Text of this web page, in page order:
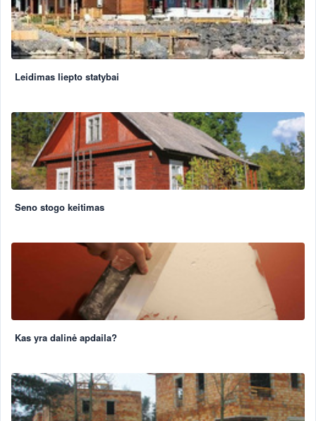
Leidimas liepto statybai
Seno stogo keitimas
Kas yra dalinė apdaila?